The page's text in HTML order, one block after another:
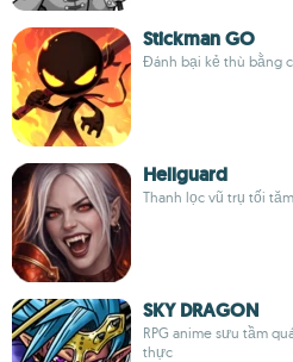
Stickman GO
Đánh bại kẻ thù bằng
Hellguard
Thanh lọc vũ trụ tối
SKY DRAGON
RPG anime sưu tầm
thực